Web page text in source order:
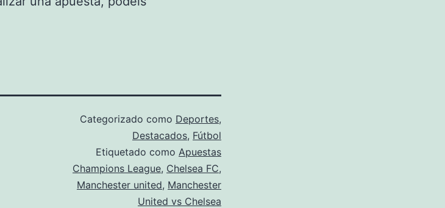
Categorizado como Deportes,
Destacados, Fútbol
Etiquetado como Apuestas
Champions League, Chelsea FC,
Manchester united, Manchester
United vs Chelsea